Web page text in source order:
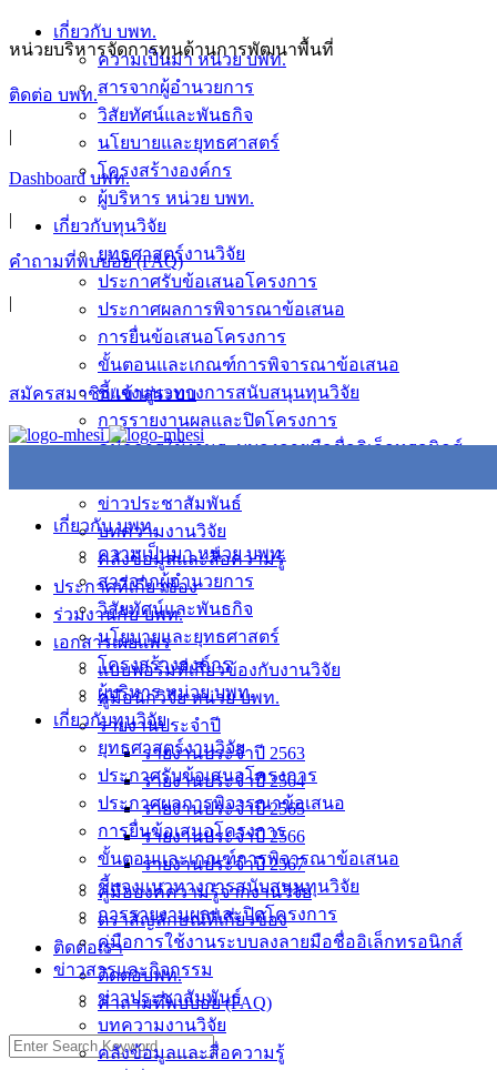
หน่วยบริหารจัดการทุนด้านการพัฒนาพื้นที่
ติดต่อ บพท.
|
Dashboard บพท.
|
คำถามที่พบบ่อย (FAQ)
|
สมัครสมาชิก/เข้าสู่ระบบ
เกี่ยวกับ บพท.
ความเป็นมา หน่วย บพท.
สารจากผู้อำนวยการ
วิสัยทัศน์และพันธกิจ
นโยบายและยุทธศาสตร์
โครงสร้างองค์กร
ผู้บริหาร หน่วย บพท.
เกี่ยวกับทุนวิจัย
ยุทธศาสตร์งานวิจัย
ประกาศรับข้อเสนอโครงการ
ประกาศผลการพิจารณาข้อเสนอ
การยื่นข้อเสนอโครงการ
ขั้นตอนและเกณฑ์การพิจารณาข้อเสนอ
ชี้แจงแนวทางการสนับสนุนทุนวิจัย
การรายงานผลและปิดโครงการ
คู่มือการใช้งานระบบลงลายมือชื่ออิเล็กทรอนิกส์
ข่าวสารและกิจกรรม
ข่าวประชาสัมพันธ์
บทความงานวิจัย
คลังข้อมูลและสื่อความรู้
เกี่ยวกับ บพท.
ความเป็นมา หน่วย บพท.
สารจากผู้อำนวยการ
วิสัยทัศน์และพันธกิจ
นโยบายและยุทธศาสตร์
โครงสร้างองค์กร
ผู้บริหาร หน่วย บพท.
เกี่ยวกับทุนวิจัย
ยุทธศาสตร์งานวิจัย
ประกาศรับข้อเสนอโครงการ
ประกาศผลการพิจารณาข้อเสนอ
การยื่นข้อเสนอโครงการ
ขั้นตอนและเกณฑ์การพิจารณาข้อเสนอ
ชี้แจงแนวทางการสนับสนุนทุนวิจัย
การรายงานผลและปิดโครงการ
คู่มือการใช้งานระบบลงลายมือชื่ออิเล็กทรอนิกส์
ข่าวประชาสัมพันธ์
บทความงานวิจัย
คลังข้อมูลและสื่อความรู้
ประกาศที่เกี่ยวข้อง
ร่วมงานกับ บพท.
เอกสารเผยแพร่
แบบฟอร์มที่เกี่ยวข้องกับงานวิจัย
คู่มือนักวิจัย หน่วย บพท.
รายงานประจำปี
รายงานประจำปี 2563
รายงานประจำปี 2564
รายงานประจำปี 2565
รายงานประจำปี 2566
รายงานประจำปี 2567
คู่มือองค์ความรู้จากงานวิจัย
ตราสัญลักษณ์ที่เกี่ยวข้อง
ติดต่อเรา
ติดต่อบพท.
คำถามที่พบบ่อย (FAQ)